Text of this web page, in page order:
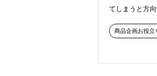
てしまうと方
商品企画お役立